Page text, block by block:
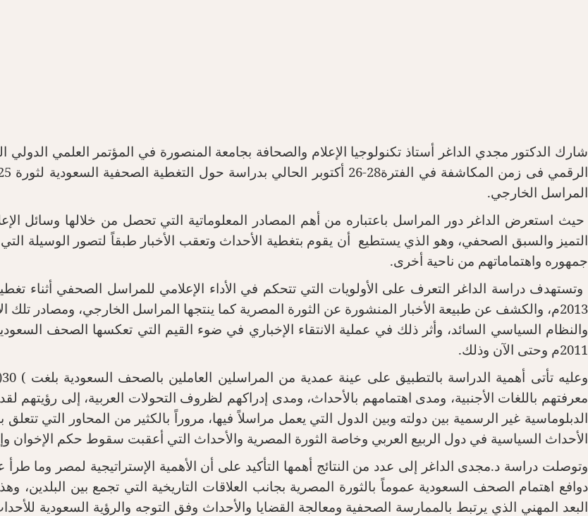
شارك الدكتور مجدي الداغر أستاذ تكنولوجيا الإعلام والصحافة بجامعة المنصورة في المؤتمر العلمي الدولي
الرقمي فى زمن المكاشفة في الفترة26-28
المراسل الخارجي.
حيث استعرض الداغر دور المراسل باعتباره من أهم المصادر المعلوماتية التي تحصل من خلالها وسائل
التميز والسبق الصحفي، وهو الذي يستطيع أن يقوم بتغطية الأحداث وتعقب الأخبار طبقاً لتصور الوسيلة
جمهوره واهتماماتهم من ناحية أخرى.
2013م، والكشف عن طبيعة الأخبار المنشورة عن الثورة المصرية كما ينتجها المراسل الخارجي، ومصادر تلك
والنظام السياسي السائد، وأثر ذلك في عملية الانتقاء الإخباري في ضوء القيم التي تعكسها الصحف
2011م وحتى الآن وذلك.
معرفتهم باللغات الأجنبية، ومدى اهتمامهم بالأحداث، ومدى إدراكهم لظروف التحولات العربية، إلى
الدبلوماسية غير الرسمية بين دولته وبين الدول التي يعمل مراسلاً فيها، مروراً بالكثير من المحاور التي
الأحداث السياسية في دول الربيع العربي وخاصة الثورة المصرية والأحداث التي أعقبت سقوط حكم الإخوان وإقرار
وتوصلت دراسة د.مجدى الداغر إلى عدد من النتائج أهمها التأكيد على أن الأهمية الإستراتيجية لمصر وما
دوافع اهتمام الصحف السعودية عموماً بالثورة المصرية بجانب العلاقات التاريخية التي تجمع بين البلدين،
البعد المهني الذي يرتبط بالممارسة الصحفية ومعالجة القضايا والأحداث وفق التوجه والرؤية السعودية